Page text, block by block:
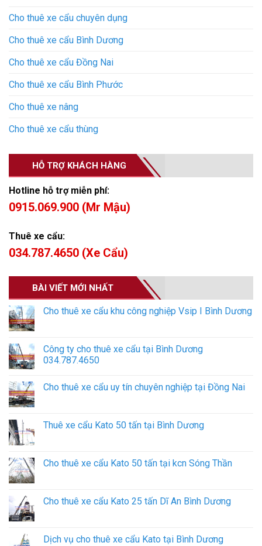
Cho thuê xe cẩu chuyên dụng
Cho thuê xe cẩu Bình Dương
Cho thuê xe cẩu Đồng Nai
Cho thuê xe cẩu Bình Phước
Cho thuê xe nâng
Cho thuê xe cẩu thùng
HỖ TRỢ KHÁCH HÀNG
Hotline hỗ trợ miễn phí:
0915.069.900 (Mr Mậu)
Thuê xe cẩu:
034.787.4650 (Xe Cẩu)
BÀI VIẾT MỚI NHẤT
Cho thuê xe cẩu khu công nghiệp Vsip I Bình Dương
Công ty cho thuê xe cẩu tại Bình Dương
034.787.4650
Cho thuê xe cẩu uy tín chuyên nghiệp tại Đồng Nai
Thuê xe cẩu Kato 50 tấn tại Bình Dương
Cho thuê xe cẩu Kato 50 tấn tại kcn Sóng Thần
Cho thuê xe cẩu Kato 25 tấn Dĩ An Bình Dương
Dịch vụ cho thuê xe cẩu Kato tại Bình Dương